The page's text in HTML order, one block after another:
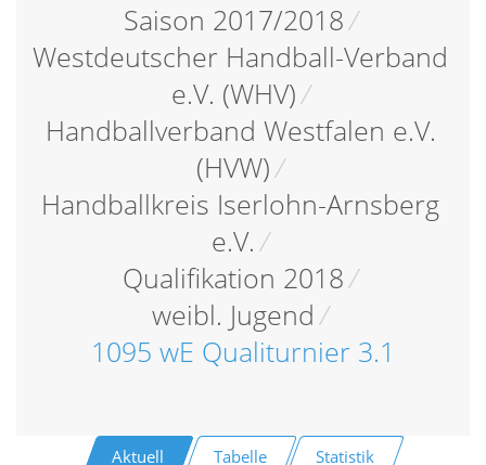
Saison 2017/2018/
Westdeutscher Handball-Verband
e.V. (WHV)/
Handballverband Westfalen e.V.
(HVW)/
Handballkreis Iserlohn-Arnsberg
e.V. /
Qualifikation 2018/
weibl. Jugend /
1095 wE Qualiturnier 3.1
Aktuell Tabelle Statistik